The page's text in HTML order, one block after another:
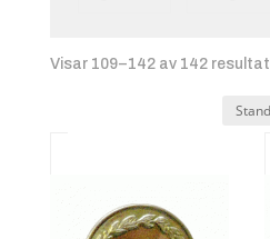
Visar 109–142 av 142 resultat